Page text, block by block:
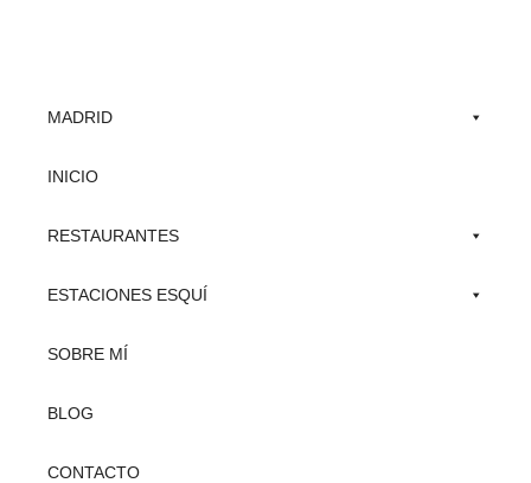
mainMADRID
INICIO
RESTAURANTES
ESTACIONES ESQUÍ
SOBRE MÍ
BLOG
CONTACTO